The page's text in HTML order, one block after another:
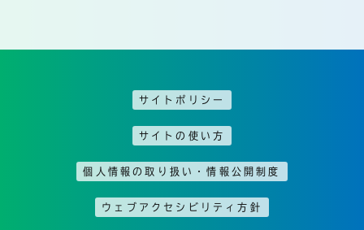
サイトポリシー
サイトの使い方
個人情報の取り扱い・情報公開制度
ウェブアクセシビリティ方針